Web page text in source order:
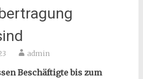
admin
Beschäftigte bis zum